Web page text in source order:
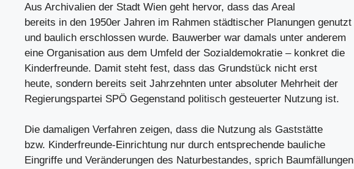
Aus Archivalien der Stadt Wien geht hervor, dass das Areal
bereits in den 1950er Jahren im Rahmen städtischer Planungen genutzt
und baulich erschlossen wurde. Bauwerber war damals unter anderem
eine Organisation aus dem Umfeld der Sozialdemokratie – konkret die
Kinderfreunde. Damit steht fest, dass das Grundstück nicht erst
heute, sondern bereits seit Jahrzehnten unter absoluter Mehrheit der
Regierungspartei SPÖ Gegenstand politisch gesteuerter Nutzung ist.
Die damaligen Verfahren zeigen, dass die Nutzung als Gaststätte
bzw. Kinderfreunde-Einrichtung nur durch entsprechende bauliche
Eingriffe und Veränderungen des Naturbestandes, sprich Baumfällungen